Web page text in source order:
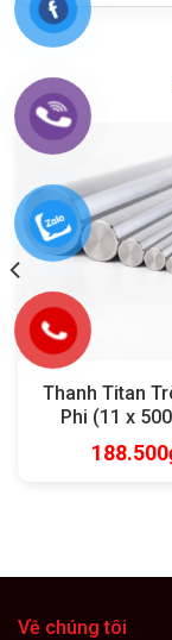
Thanh Titan
Phi (11 x
188.500
Về chúng tôi